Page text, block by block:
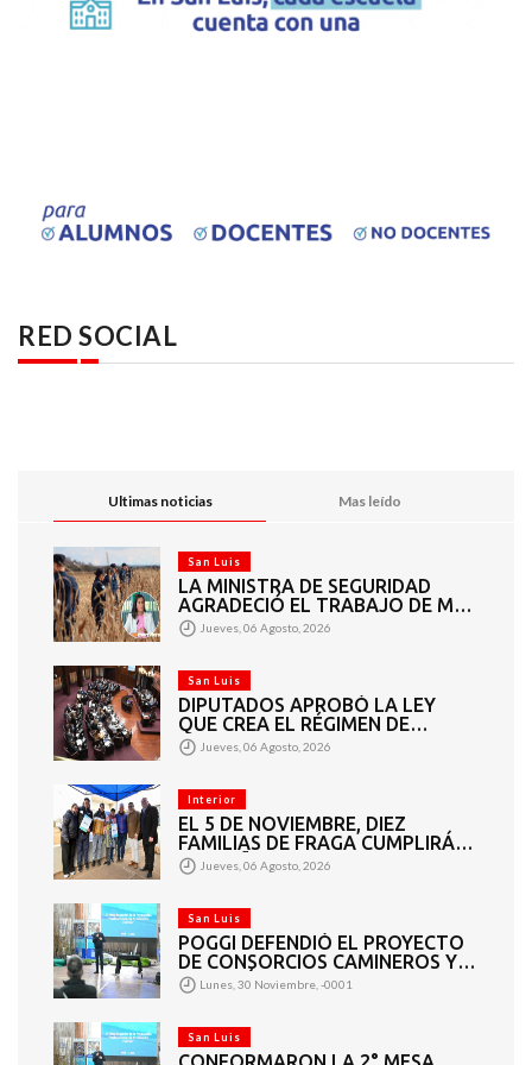
RED SOCIAL
Ultimas noticias Mas leído
San Luis
LA MINISTRA DE SEGURIDAD
AGRADECIÓ EL TRABAJO DE MÁS
DE 200 EFECTIVOS QUE
PARTICIPARON EN LA BÚSQUEDA
Jueves, 06 Agosto, 2026
San Luis
DIPUTADOS APROBÓ LA LEY
QUE CREA EL RÉGIMEN DE
CONSORCIOS PARA GESTIONAR
EL MANTENIMIENTO 4460
RURALES
Jueves, 06 Agosto, 2026
Interior
EL 5 DE NOVIEMBRE, DIEZ
FAMILIAS DE FRAGA CUMPLIRÁN
EL SUEÑO DE LA CASA PROPIA
Jueves, 06 Agosto, 2026
San Luis
POGGI DEFENDIÓ EL PROYECTO
DE CONSORCIOS CAMINEROS Y
APUNTÓ A LOS DIPUTADOS QUE
VOTARON EN CONTRA: “ESTO
Lunes, 30 Noviembre, -0001
San Luis